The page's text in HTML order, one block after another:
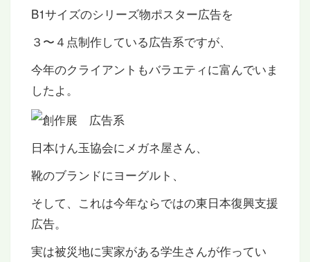
B1サイズのシリーズ物ポスター広告を
３〜４点制作している広告系ですが、
今年のクライアントもバラエティに富んでいま
したよ。
日本けん玉協会にメガネ屋さん、
靴のブランドにヨーグルト、
そして、これは今年ならではの東日本復興支援
広告。
実は被災地に実家がある学生さんが作ってい